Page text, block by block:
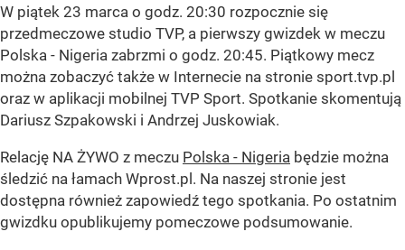
W piątek 23 marca o godz. 20:30 rozpocznie się
przedmeczowe studio TVP, a pierwszy gwizdek w meczu
Polska - Nigeria zabrzmi o godz. 20:45. Piątkowy mecz
można zobaczyć także w Internecie na stronie sport.tvp.pl
oraz w aplikacji mobilnej TVP Sport. Spotkanie skomentują
Dariusz Szpakowski i Andrzej Juskowiak.
Relację NA ŻYWO z meczu Polska - Nigeria będzie można
śledzić na łamach Wprost.pl. Na naszej stronie jest
dostępna również zapowiedź tego spotkania. Po ostatnim
gwizdku opublikujemy pomeczowe podsumowanie.